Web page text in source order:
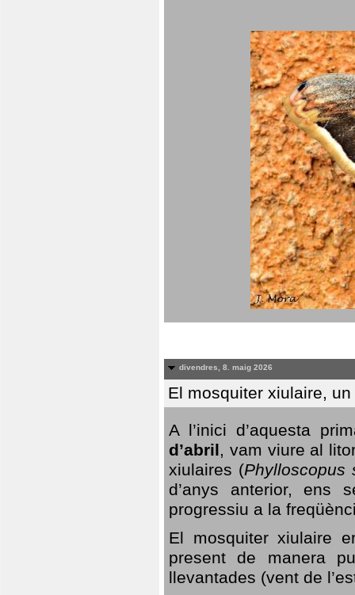
divendres, 8. maig 2026
El mosquiter xiulaire,
A l’inici d’aquesta
d’abril, vam viure al
xiulaires (Phylloscopus
d’anys anterior, ens
progressiu a la
El mosquiter xiulaire
present de manera
llevantades (vent de